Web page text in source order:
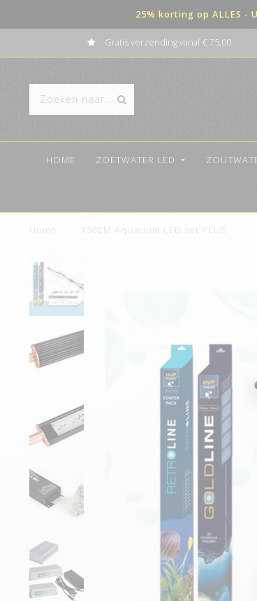
25% korting op ALLES -
Gratis verzending vanaf € 75,00
HOME ZOETWATER LED
Home 150CM Aquarium LED set PLUS